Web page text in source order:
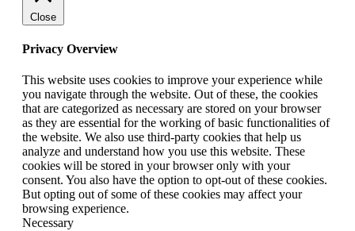
Close
Privacy Overview
This website uses cookies to improve your experience while
you navigate through the website. Out of these, the cookies
that are categorized as necessary are stored on your browser
as they are essential for the working of basic functionalities of
the website. We also use third-party cookies that help us
analyze and understand how you use this website. These
cookies will be stored in your browser only with your
consent. You also have the option to opt-out of these cookies.
But opting out of some of these cookies may affect your
browsing experience.
Necessary